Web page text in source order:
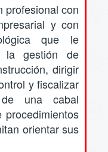
profesional con
y con
que le
gestión de
dirigir
y fiscalizar
una cabal
orientar sus